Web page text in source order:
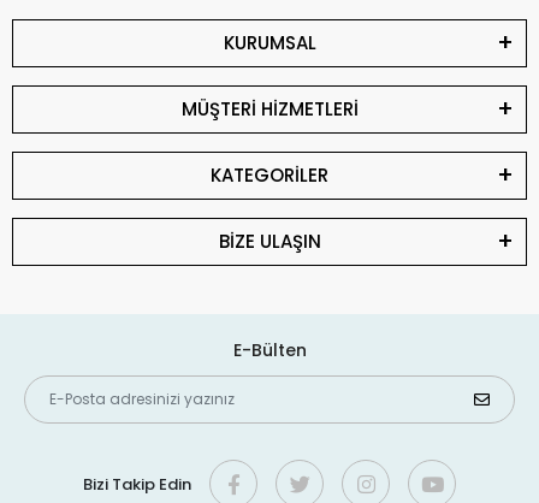
KURUMSAL
MÜŞTERİ HİZMETLERİ
KATEGORİLER
BİZE ULAŞIN
E-Bülten
Bizi Takip Edin